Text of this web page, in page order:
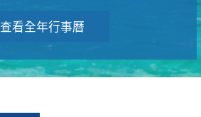
查看全年行事曆